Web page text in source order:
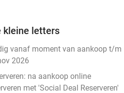
kleine letters
vanaf moment van aankoop t/m
2026
na aankoop online
met 'Social Deal Reserveren'